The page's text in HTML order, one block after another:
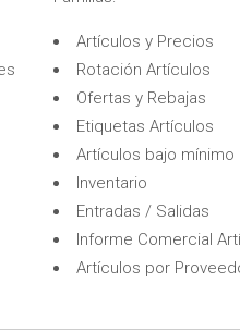
Artículos y Precios
Rotación Artículos
Ofertas y Rebajas
Etiquetas Artículos
Artículos bajo mínimo
Inventario
Entradas / Salidas
Informe Comercial
Artículos por